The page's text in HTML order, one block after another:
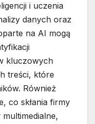
i uczenia
danych oraz
na AI mogą
kluczowych
treści, które
Również
co skłania firmy